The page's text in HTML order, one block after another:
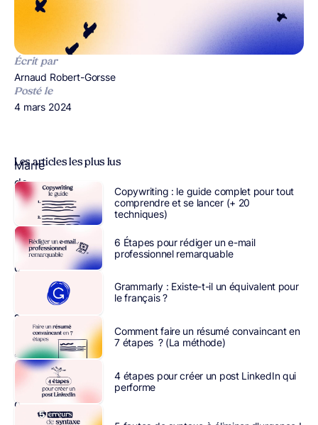
Écrit par
Publié par
Arnaud Robert-Gorsse
Posté le
Publié le
4 mars 2024
Marre
de
courir
après
le
temps
dans
emploi
?
Vous
avez
la
sensation
de
Les articles les plus lus
Copywriting : le guide complet pour tout
comprendre et se lancer (+ 20
techniques)
6 Étapes pour rédiger un e-mail
professionnel remarquable
Grammarly : Existe-t-il un équivalent pour
le français ?
Comment faire un résumé convaincant en
7 étapes ? (La méthode)
4 étapes pour créer un post LinkedIn qui
performe